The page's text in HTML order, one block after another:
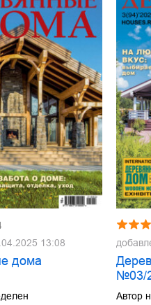
13:08
дома
№03/
Автор